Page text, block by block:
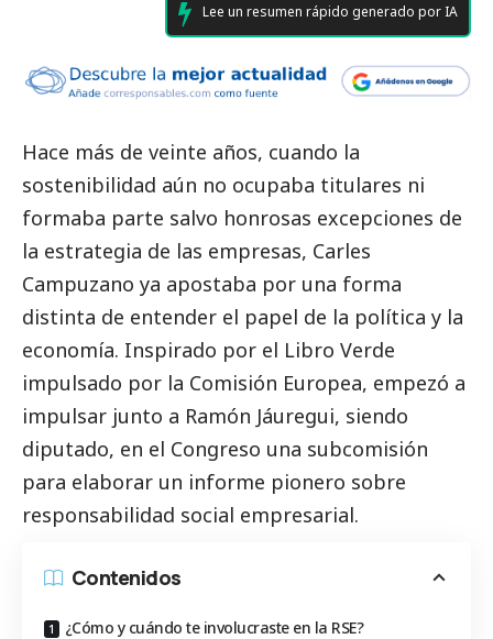
Lee un resumen rápido generado por IA
Hace más de veinte años, cuando la
sostenibilidad aún no ocupaba titulares ni
formaba parte salvo honrosas excepciones de
la estrategia de las empresas, Carles
Campuzano ya apostaba por una forma
distinta de entender el papel de la política y la
economía. Inspirado por el Libro Verde
impulsado por la Comisión Europea, empezó a
impulsar junto a Ramón Jáuregui, siendo
diputado, en el Congreso una subcomisión
para elaborar un informe pionero sobre
responsabilidad social empresarial.
Contenidos
¿Cómo y cuándo te involucraste en la RSE?